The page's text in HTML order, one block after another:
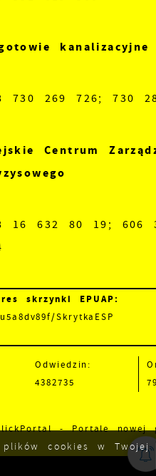
kanalizacyjne
730 269 726; 730
Centrum
16 632 80 19; 606
skrzynki EPUAP:
SkrytkaESP
Odwiedzin:
4382735
- Portale nowej
cookies w Twojej